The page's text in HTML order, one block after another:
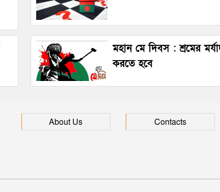
মহান মে দিবস : শ্রমের
করতে হবে
About Us Contacts